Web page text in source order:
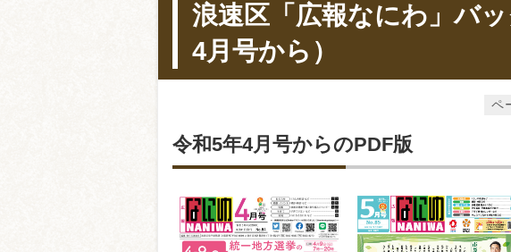
浪速区「広報なにわ」バ
4月号から）
ペ
令和5年4月号からのPDF版